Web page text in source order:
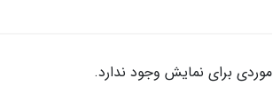
موردی برای نمایش وجود ندارد.